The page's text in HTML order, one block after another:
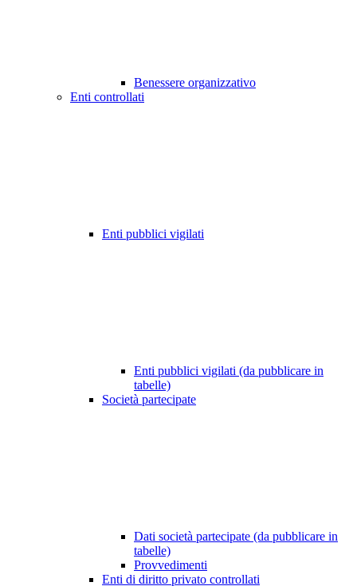
Benessere organizzativo
Enti controllati
Enti pubblici vigilati
Enti pubblici vigilati (da pubblicare in
tabelle)
Società partecipate
Dati società partecipate (da pubblicare in
tabelle)
Provvedimenti
Enti di diritto privato controllati